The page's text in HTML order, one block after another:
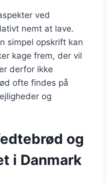
ved
nemt at lave.
simpel opskrift kan
kage frem, der vil
derfor ikke
ofte findes på
og
og
i Danmark